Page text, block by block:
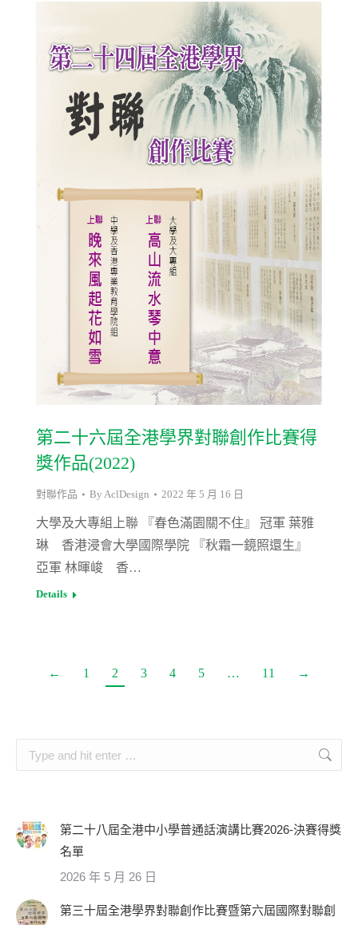
第二十六屆全港學界對聯創作比賽得
獎作品(2022)
對聯作品 By AclDesign 2022 年 5 月 16 日
大學及大專組上聯 『春色滿園關不住』 冠軍 葉雅
琳 香港浸會大學國際學院 『秋霜一鏡照還生』
亞軍 林暉峻 香…
Details
← 1 2 3 4 5 … 11 →
Search:
第二十八屆全港中小學普通話演講比賽2026-決賽得獎
名單
2026 年 5 月 26 日
第三十屆全港學界對聯創作比賽暨第六屆國際對聯創